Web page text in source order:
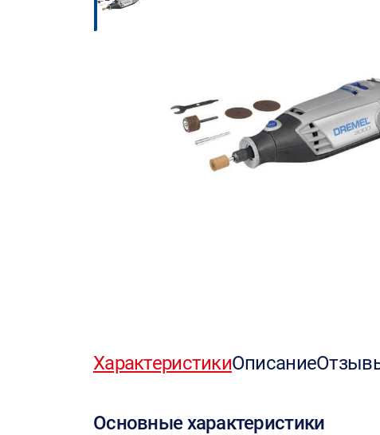
ХарактеристикиОписание
Основные характеристики